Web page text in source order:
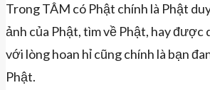
Trong TÂM có Phật chính là Phật
ảnh của Phật, tìm về Phật, hay được
với lòng hoan hỉ cũng chính là bạn
Phật.